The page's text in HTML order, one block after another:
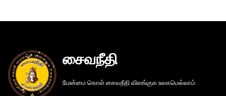
சைவநீதி
மேன்மை கொள் சைவநீதி விளங்குக உலகமெல்லாம்